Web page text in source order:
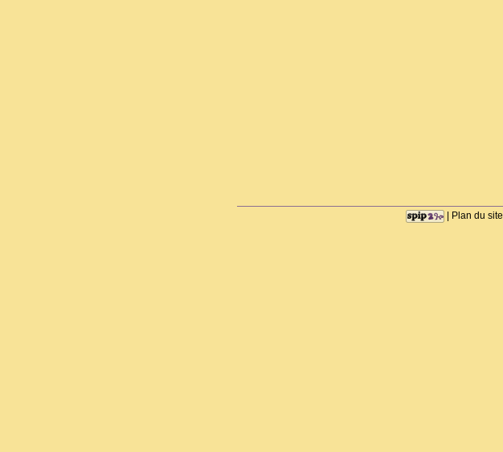
Plan du site